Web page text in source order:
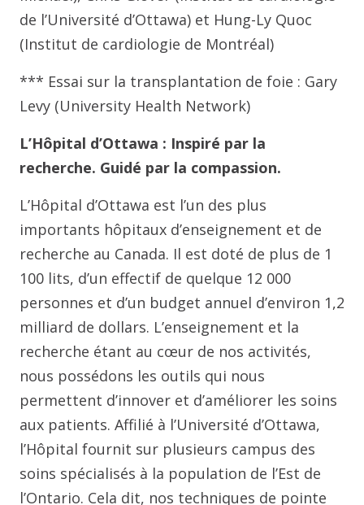
de l’Université d’Ottawa) et Hung-Ly Quoc
(Institut de cardiologie de Montréal)
*** Essai sur la transplantation de foie : Gary
Levy (University Health Network)
L’Hôpital d’Ottawa : Inspiré par la
recherche. Guidé par la compassion.
L’Hôpital d’Ottawa est l’un des plus
importants hôpitaux d’enseignement et de
recherche au Canada. Il est doté de plus de 1
100 lits, d’un effectif de quelque 12 000
personnes et d’un budget annuel d’environ 1,2
milliard de dollars. L’enseignement et la
recherche étant au cœur de nos activités,
nous possédons les outils qui nous
permettent d’innover et d’améliorer les soins
aux patients. Affilié à l’Université d’Ottawa,
l’Hôpital fournit sur plusieurs campus des
soins spécialisés à la population de l’Est de
l’Ontario. Cela dit, nos techniques de pointe